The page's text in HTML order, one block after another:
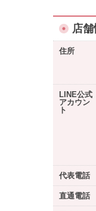
店
住所
LINE公式
アカウン
ト
代表電話
直通電話